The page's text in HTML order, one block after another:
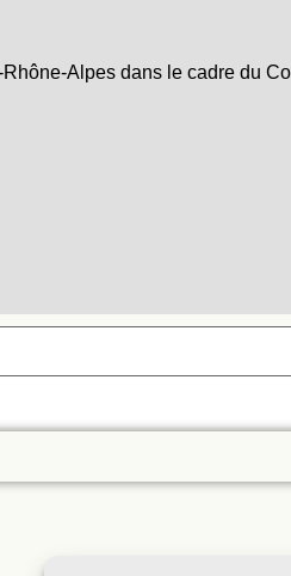
Alpes dans le cadre du